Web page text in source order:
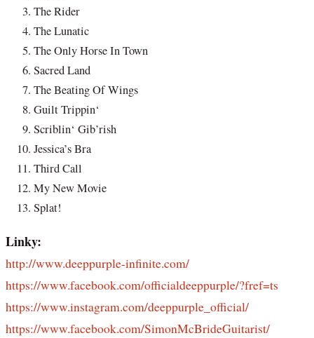
The Rider
The Lunatic
The Only Horse In Town
Sacred Land
The Beating Of Wings
Guilt Trippin‘
Scriblin‘ Gib’rish
Jessica’s Bra
Third Call
My New Movie
Splat!
Linky:
http://www.deeppurple-infinite.com/
https://www.facebook.com/officialdeeppurple/?fref=ts
https://www.instagram.com/deeppurple_official/
https://www.facebook.com/SimonMcBrideGuitarist/